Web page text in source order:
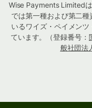
Wise Payments Limited
では第一種および第二
いるワイズ・ペイメン
ています。（登録番号：
般社団法